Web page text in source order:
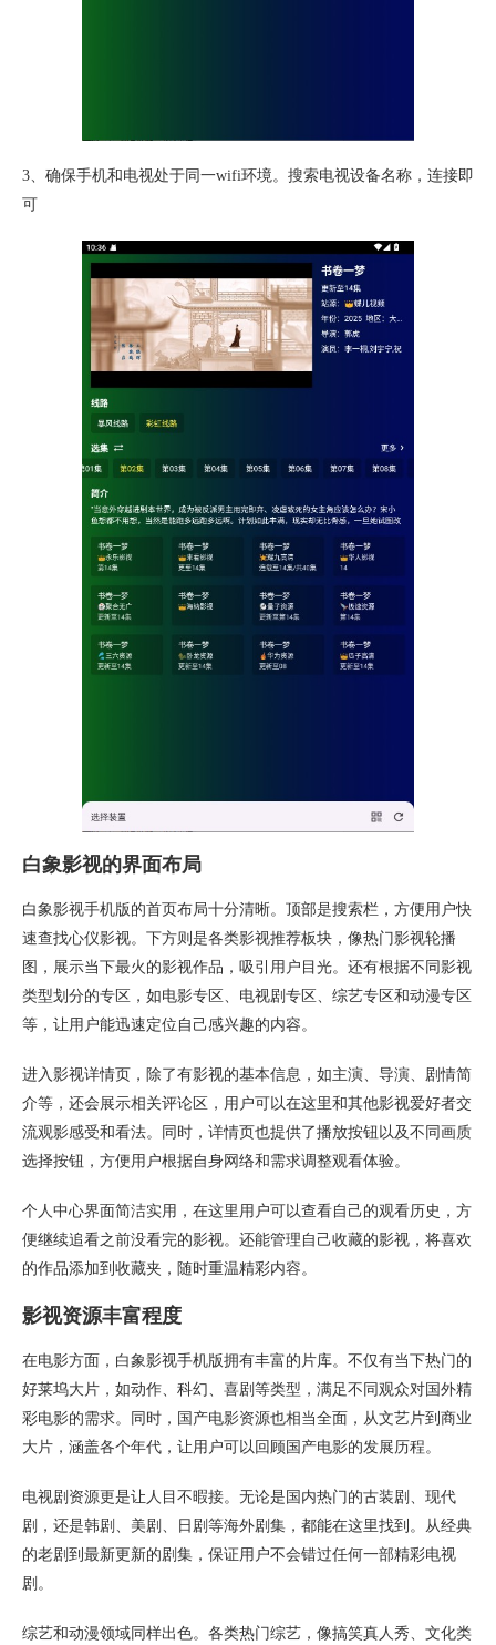
3、确保手机和电视处于同一wifi环境。搜索电视设备名称，连接即
可
白象影视的界面布局
白象影视手机版的首页布局十分清晰。顶部是搜索栏，方便用户快
速查找心仪影视。下方则是各类影视推荐板块，像热门影视轮播
图，展示当下最火的影视作品，吸引用户目光。还有根据不同影视
类型划分的专区，如电影专区、电视剧专区、综艺专区和动漫专区
等，让用户能迅速定位自己感兴趣的内容。
进入影视详情页，除了有影视的基本信息，如主演、导演、剧情简
介等，还会展示相关评论区，用户可以在这里和其他影视爱好者交
流观影感受和看法。同时，详情页也提供了播放按钮以及不同画质
选择按钮，方便用户根据自身网络和需求调整观看体验。
个人中心界面简洁实用，在这里用户可以查看自己的观看历史，方
便继续追看之前没看完的影视。还能管理自己收藏的影视，将喜欢
的作品添加到收藏夹，随时重温精彩内容。
影视资源丰富程度
在电影方面，白象影视手机版拥有丰富的片库。不仅有当下热门的
好莱坞大片，如动作、科幻、喜剧等类型，满足不同观众对国外精
彩电影的需求。同时，国产电影资源也相当全面，从文艺片到商业
大片，涵盖各个年代，让用户可以回顾国产电影的发展历程。
电视剧资源更是让人目不暇接。无论是国内热门的古装剧、现代
剧，还是韩剧、美剧、日剧等海外剧集，都能在这里找到。从经典
的老剧到最新更新的剧集，保证用户不会错过任何一部精彩电视
剧。
综艺和动漫领域同样出色。各类热门综艺，像搞笑真人秀、文化类